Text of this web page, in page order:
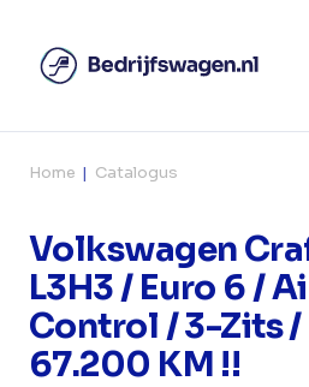
Home Catalogus
Volkswagen
L3H3 / Euro 6 /
Control / 3-Zits /
67.200 KM !!